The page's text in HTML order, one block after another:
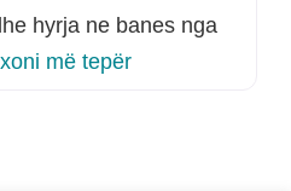
hyrja ne banes nga
më tepërrreth këtij listimi